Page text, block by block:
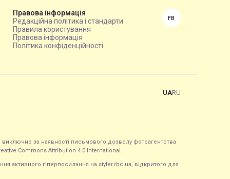
Правова інформація
Редакційна політика і стандарти
Правила користування
Правова інформація
Політика конфіденційності
FB
UARU
виключно за наявності письмового дозволу фотоагентства
Commons Attribution 4.0 International.
активного гіперпосилання на styler.rbc.ua, відкритого для